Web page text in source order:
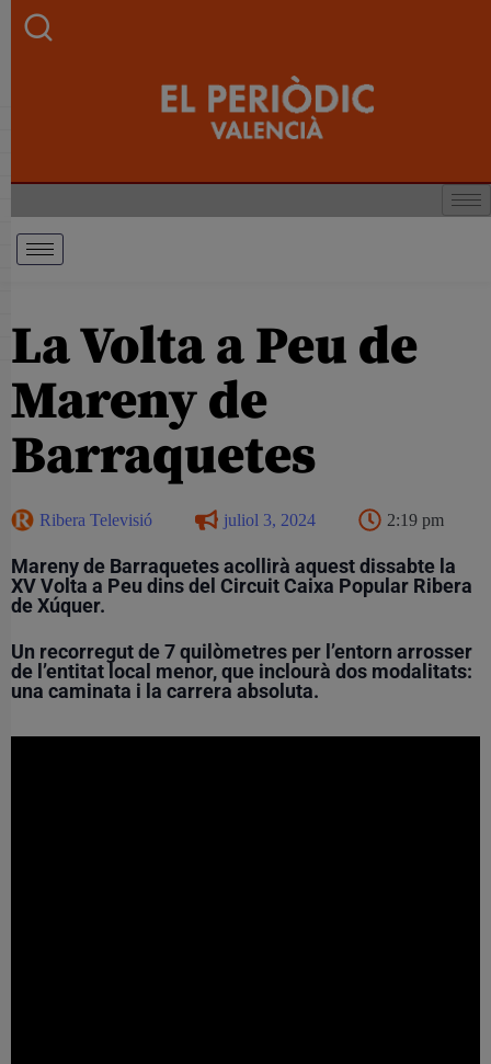
La Volta a Peu de
Mareny de
Barraquetes
Ribera Televisió juliol 3, 2024 2:19 pm
Mareny de Barraquetes acollirà aquest dissabte la
XV Volta a Peu dins del Circuit Caixa Popular Ribera
de Xúquer.
Un recorregut de 7 quilòmetres per l’entorn arrosser
de l’entitat local menor, que inclourà dos modalitats:
una caminata i la carrera absoluta.